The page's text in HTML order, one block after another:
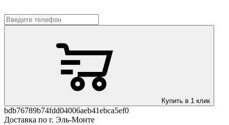
Купить в 1 клик
bdb76789b74fdd04006aeb41ebca5ef0
Доставка по г. Эль-Монте